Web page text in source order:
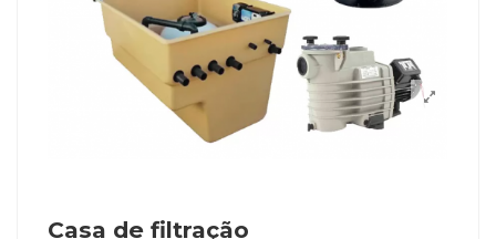
Casa de filtração